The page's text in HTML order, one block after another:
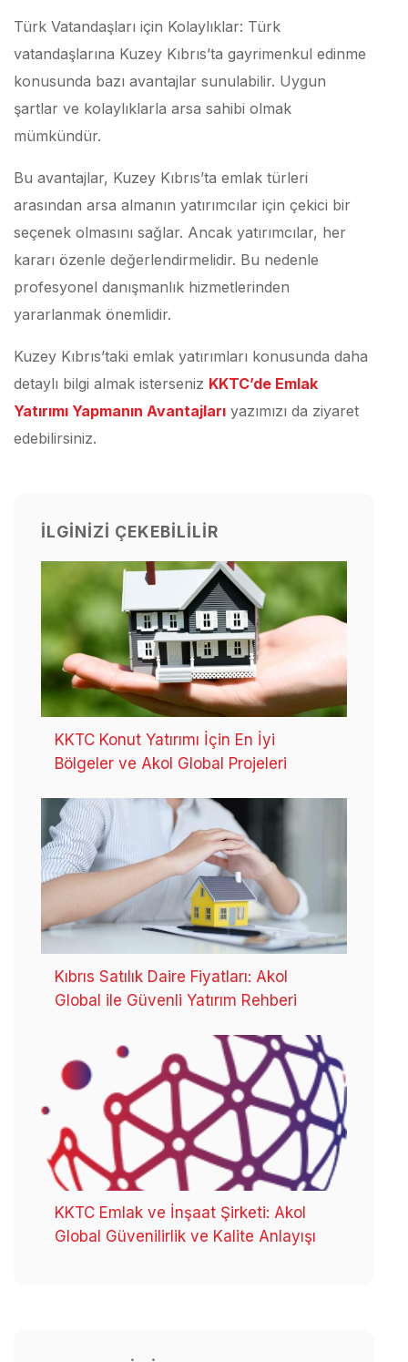
Türk Vatandaşları için Kolaylıklar: Türk
vatandaşlarına Kuzey Kıbrıs’ta gayrimenkul edinme
konusunda bazı avantajlar sunulabilir. Uygun
şartlar ve kolaylıklarla arsa sahibi olmak
mümkündür.
Bu avantajlar, Kuzey Kıbrıs’ta emlak türleri
arasından arsa almanın yatırımcılar için çekici bir
seçenek olmasını sağlar. Ancak yatırımcılar, her
kararı özenle değerlendirmelidir. Bu nedenle
profesyonel danışmanlık hizmetlerinden
yararlanmak önemlidir.
Kuzey Kıbrıs’taki emlak yatırımları konusunda daha
detaylı bilgi almak isterseniz KKTC’de Emlak
Yatırımı Yapmanın Avantajları yazımızı da ziyaret
edebilirsiniz.
İLGINIZI ÇEKEBILILIR
KKTC Konut Yatırımı İçin En İyi
Bölgeler ve Akol Global Projeleri
Kıbrıs Satılık Daire Fiyatları: Akol
Global ile Güvenli Yatırım Rehberi
KKTC Emlak ve İnşaat Şirketi: Akol
Global Güvenilirlik ve Kalite Anlayışı